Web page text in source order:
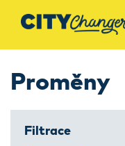
Proměny
Filtrace